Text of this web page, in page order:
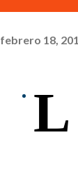
febrero 18,
L